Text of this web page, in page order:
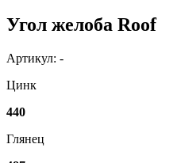
Угол желоба Roof
Артикул: -
Цинк
440
Глянец